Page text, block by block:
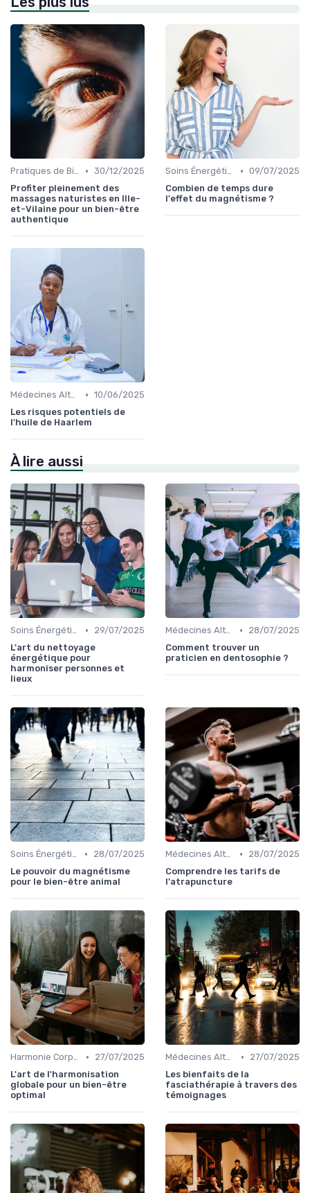
Pratiques de Bien-être Anciennes • 30/12/2025
Profiter pleinement des
massages naturistes en Ille-
et-Vilaine pour un bien-être
authentique
Soins Énergétiques • 09/07/2025
Combien de temps dure
l'effet du magnétisme ?
Médecines Alternatives • 10/06/2025
Les risques potentiels de
l'huile de Haarlem
À lire aussi
Soins Énergétiques •
29/07/2025
L'art du nettoyage
énergétique pour
harmoniser personnes et
lieux
Médecines Alternatives •
28/07/2025
Comment trouver un
praticien en dentosophie ?
Soins Énergétiques •
28/07/2025
Le pouvoir du magnétisme
pour le bien-être animal
Médecines Alternatives •
28/07/2025
Comprendre les tarifs de
l'atrapuncture
Harmonie Corps-Esprit •
27/07/2025
L'art de l'harmonisation
globale pour un bien-être
optimal
Médecines Alternatives •
27/07/2025
Les bienfaits de la
fasciathérapie à travers des
témoignages